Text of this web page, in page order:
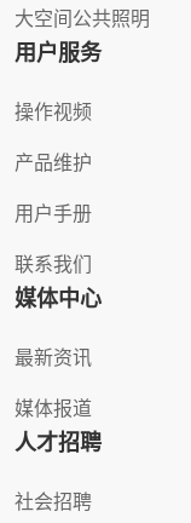
大空间公共照明
用户服务
操作视频
产品维护
用户手册
联系我们
媒体中心
最新资讯
媒体报道
人才招聘
社会招聘